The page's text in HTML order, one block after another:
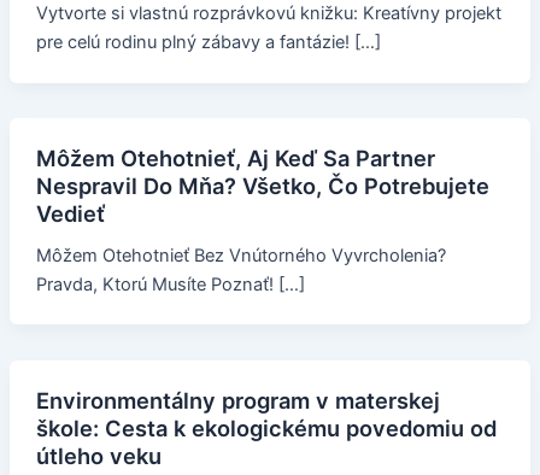
Vytvorte si vlastnú rozprávkovú knižku: Kreatívny projekt
pre celú rodinu plný zábavy a fantázie! […]
Môžem Otehotnieť, Aj Keď Sa Partner
Nespravil Do Mňa? Všetko, Čo Potrebujete
Vedieť
Môžem Otehotnieť Bez Vnútorného Vyvrcholenia?
Pravda, Ktorú Musíte Poznať! […]
Environmentálny program v materskej
škole: Cesta k ekologickému povedomiu od
útleho veku